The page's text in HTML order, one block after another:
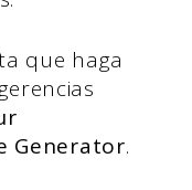
que haga
Generator.